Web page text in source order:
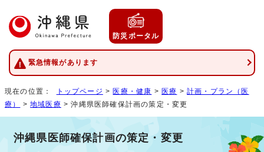
防災ポータル
緊急情報があります
現在の位置： トップページ >医療・健康 >医療 >計画・プラン（医
療）
>地域医療 > 沖縄県医師確保計画の策定・変更
沖縄県医師確保計画の策定・変更